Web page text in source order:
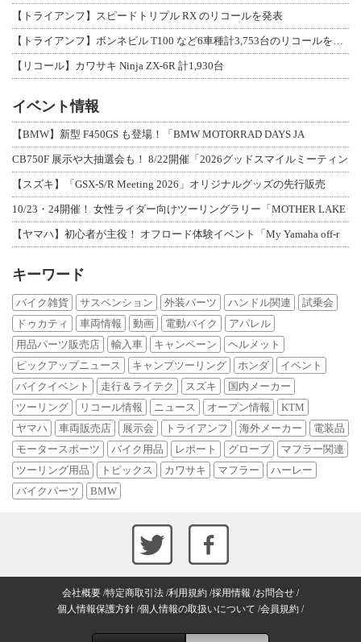
【トライアンフ】スピードトリプル RX のリコールを発表
【トライアンフ】ボンネビル T100 など6車種計3,753台のリコールを発表
【リコール】カワサキ Ninja ZX-6R 計1,930台
イベント情報
【BMW】新型 F450GS も登場！「BMW MOTORRAD DAYS JA
CB750F 展示や大抽選会も！ 8/22開催「2026グッドスマイルミーティン
【スズキ】「GSX-S/R Meeting 2026」オリジナルグッズの先行販売
10/23・24開催！ 女性ライダー向けツーリングラリー「MOTHER LAKE
【ヤマハ】初心者が主役！ オフロード体験イベント「My Yamaha off-r
キーワード
バイク雑貨 サスペンション 外装パーツ ハンドル関連
試乗会
ドゥカティ
車両情報 動画 電動バイク
アパレル
用品パーツ販売店
輸入車 キャンペーン
ヘルメット
ピックアップニュース
キャンプツーリング ホンダ
イベント
バイクイベント
走行＆ライテク スズキ
国内メーカー
ツーリング
リコール情報 ニュース オープン情報
KTM
ヤマハ
車両販売店 展示会 トライアンフ 海外メーカー
電装品
モータースポーツ
バイク用品 レポート グローブ
マフラー関連
ツーリング用品
トピックス カワサキ マフラー
ハーレー
バイクパーツ
BMW
会社概要 特定商取引法 利用規約 採用情報 お問合せ
個人情報保護方針 個人情報の取扱いについて 会員規約